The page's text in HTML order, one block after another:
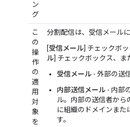
ン
グ
こ
の
操
作
の
適
用
対
象
を
分割配信は、受信メール
[受信メール] チェックボ
ル] チェックボックス、ま
受信メール - 外部の送
内部送信メール - 内部
ル。内部の送信者から
に組織のドメインまた
す。